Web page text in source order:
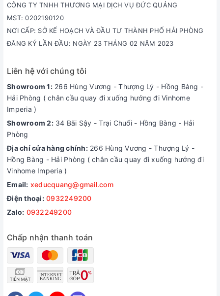
CÔNG TY TNHH THƯƠNG MẠI DỊCH VỤ ĐỨC QUẢNG
MST: 0202190120
NƠI CẤP: SỞ KẾ HOẠCH VÀ ĐẦU TƯ THÀNH PHỐ HẢI PHÒNG
ĐĂNG KÝ LẦN ĐẦU: NGÀY 23 THÁNG 02 NĂM 2023
Liên hệ với chúng tôi
Showroom 1:266 Hùng Vương - Thượng Lý - Hồng Bàng -
Hải Phòng ( chân cầu quay đi xuống hướng đi Vinhome
Imperia )
Showroom 2:34 Bãi Sậy - Trại Chuối - Hồng Bàng - Hải
Phòng
Địa chỉ cửa hàng chính:266 Hùng Vương - Thượng Lý -
Hồng Bàng - Hải Phòng ( chân cầu quay đi xuống hướng đi
Vinhome Imperia )
Email: xeducquang@gmail.com
Điện thoại: 0932249200
Zalo: 0932249200
Chấp nhận thanh toán